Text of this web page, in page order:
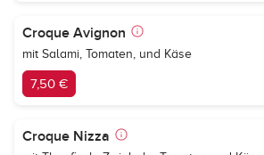
Croque Avignon
mit Salami, Tomaten, und Käse
7,50 €
Croque Nizza